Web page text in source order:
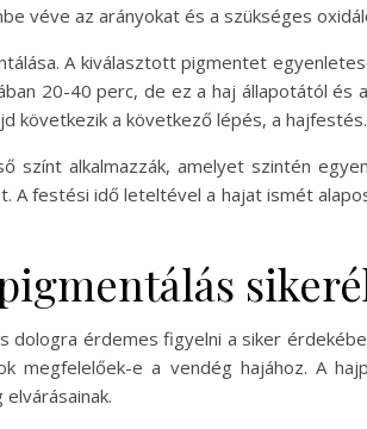
véve az arányokat és a szükséges
A kiválasztott pigmentet
20-40 perc, de ez a haj állapotától és
következik a következő lépés, a hajfestés.
színt alkalmazzák, amelyet szintén
A festési idő leteltével a hajat ismét
dologra érdemes figyelni a siker
megfelelőek-e a vendég hajához. A